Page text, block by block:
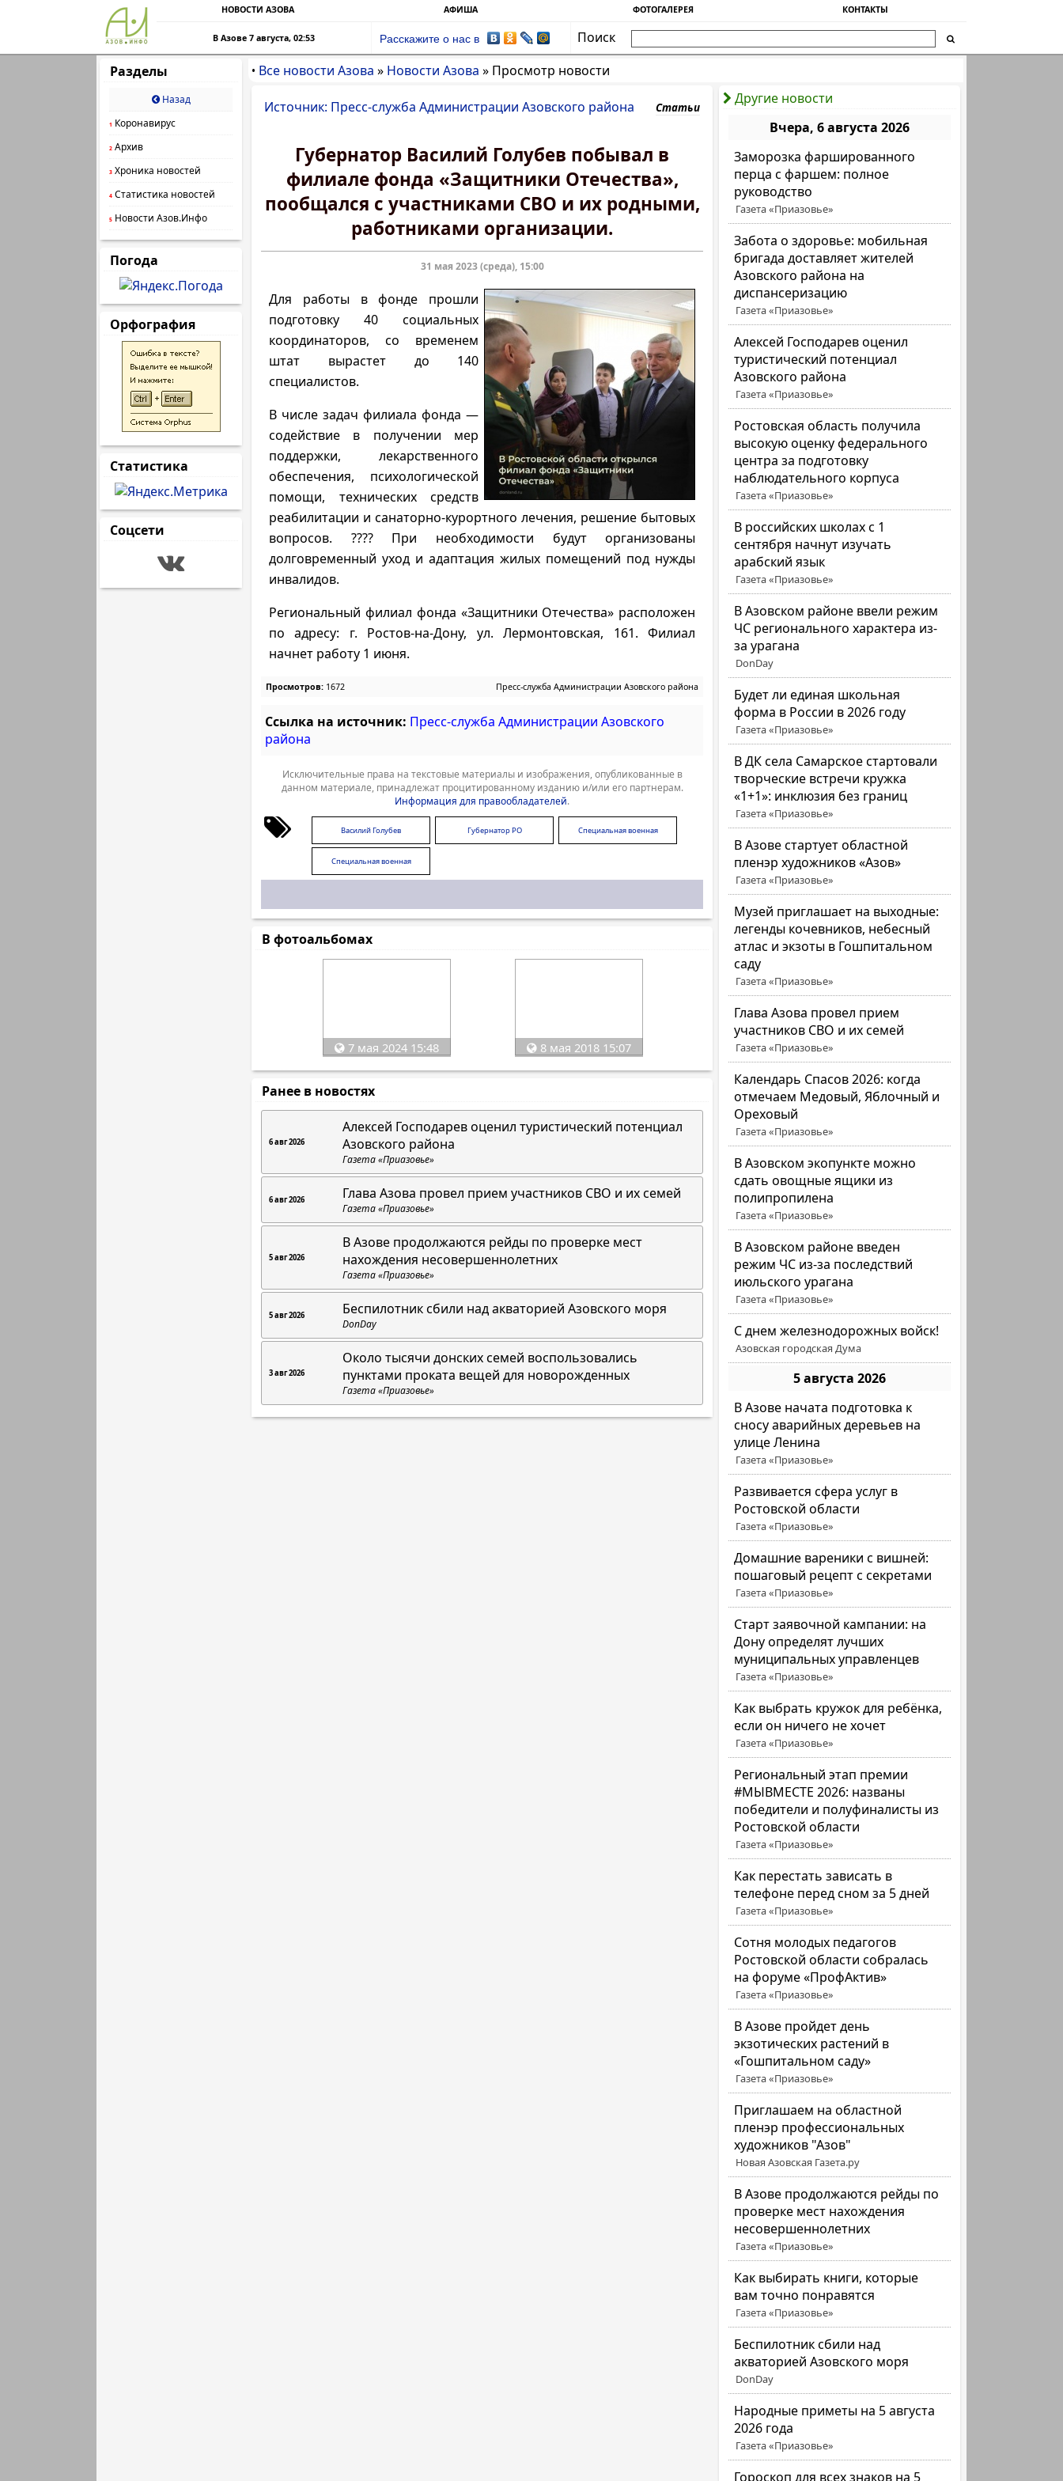
НОВОСТИ АЗОВА АФИША ФОТОГАЛЕРЕЯ КОНТАКТЫ
В Азове 7 августа, 02:53 Расскажите о нас в
Поиск
Разделы
Назад
1 Коронавирус
2 Архив
3 Хроника новостей
4 Статистика новостей
5 Новости Азов.Инфо
Погода
Орфография
Статистика
Соцсети
• Все новости Азова » Новости Азова » Просмотр новости
Другие новости
Вчера, 6 августа 2026
Заморозка фаршированного
перца с фаршем: полное
руководство
Газета «Приазовье»
Забота о здоровье: мобильная
бригада доставляет жителей
Азовского района на
диспансеризацию
Газета «Приазовье»
Алексей Господарев оценил
туристический потенциал
Азовского района
Газета «Приазовье»
Ростовская область получила
высокую оценку федерального
центра за подготовку
наблюдательного корпуса
Газета «Приазовье»
В российских школах с 1
сентября начнут изучать
арабский язык
Газета «Приазовье»
В Азовском районе ввели режим
ЧС регионального характера из-
за урагана
DonDay
Будет ли единая школьная
форма в России в 2026 году
Газета «Приазовье»
В ДК села Самарское стартовали
творческие встречи кружка
«1+1»: инклюзия без границ
Газета «Приазовье»
В Азове стартует областной
пленэр художников «Азов»
Газета «Приазовье»
Музей приглашает на выходные:
легенды кочевников, небесный
атлас и экзоты в Гошпитальном
саду
Газета «Приазовье»
Глава Азова провел прием
участников СВО и их семей
Газета «Приазовье»
Календарь Спасов 2026: когда
отмечаем Медовый, Яблочный и
Ореховый
Газета «Приазовье»
В Азовском экопункте можно
сдать овощные ящики из
полипропилена
Газета «Приазовье»
В Азовском районе введен
режим ЧС из-за последствий
июльского урагана
Газета «Приазовье»
С днем железнодорожных войск!
Азовская городская Дума
5 августа 2026
В Азове начата подготовка к
сносу аварийных деревьев на
улице Ленина
Газета «Приазовье»
Развивается сфера услуг в
Ростовской области
Газета «Приазовье»
Домашние вареники с вишней:
пошаговый рецепт с секретами
Газета «Приазовье»
Старт заявочной кампании: на
Дону определят лучших
муниципальных управленцев
Газета «Приазовье»
Как выбрать кружок для ребёнка,
если он ничего не хочет
Газета «Приазовье»
Региональный этап премии
#МЫВМЕСТЕ 2026: названы
победители и полуфиналисты из
Ростовской области
Газета «Приазовье»
Как перестать зависать в
телефоне перед сном за 5 дней
Газета «Приазовье»
Сотня молодых педагогов
Ростовской области собралась
на форуме «ПрофАктив»
Газета «Приазовье»
В Азове пройдет день
экзотических растений в
«Гошпитальном саду»
Газета «Приазовье»
Приглашаем на областной
пленэр профессиональных
художников "Азов"
Новая Азовская Газета.ру
В Азове продолжаются рейды по
проверке мест нахождения
несовершеннолетних
Газета «Приазовье»
Как выбирать книги, которые
вам точно понравятся
Газета «Приазовье»
Беспилотник сбили над
акваторией Азовского моря
DonDay
Народные приметы на 5 августа
2026 года
Газета «Приазовье»
Гороскоп для всех знаков на 5
Источник: Пресс-служба Администрации Азовского района Статьи
Губернатор Василий Голубев побывал в
филиале фонда «Защитники Отечества»,
пообщался с участниками СВО и их родными,
работниками организации.
31 мая 2023 (среда), 15:00
Для работы в фонде прошли
подготовку 40 социальных
координаторов, со временем
штат вырастет до 140
специалистов.
В числе задач филиала фонда —
содействие в получении мер
поддержки, лекарственного
обеспечения, психологической
помощи, технических средств
реабилитации и санаторно-курортного лечения, решение бытовых
вопросов. ???? При необходимости будут организованы
долговременный уход и адаптация жилых помещений под нужды
инвалидов.
Региональный филиал фонда «Защитники Отечества» расположен
по адресу: г. Ростов-на-Дону, ул. Лермонтовская, 161. Филиал
начнет работу 1 июня.
Просмотров: 1672 Пресс-служба Администрации Азовского района
Ссылка на источник: Пресс-служба Администрации Азовского
района
Исключительные права на текстовые материалы и изображения, опубликованные в
данном материале, принадлежат процитированному изданию и/или его партнерам.
Информация для правообладателей.
Василий Голубев Губернатор РО
Специальная военная
операция
Специальная военная
операция
В фотоальбомах
7 мая 2024 15:48 8 мая 2018 15:07
Ранее в новостях
6 авг 2026
Алексей Господарев оценил туристический потенциал
Азовского района
Газета «Приазовье»
6 авг 2026 Глава Азова провел прием участников СВО и их семей
Газета «Приазовье»
5 авг 2026
В Азове продолжаются рейды по проверке мест
нахождения несовершеннолетних
Газета «Приазовье»
5 авг 2026 Беспилотник сбили над акваторией Азовского моря
DonDay
3 авг 2026
Около тысячи донских семей воспользовались
пунктами проката вещей для новорожденных
Газета «Приазовье»